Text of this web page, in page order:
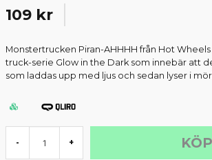
109 kr
Monstertrucken Piran-AHHHH från Hot
truck-serie Glow in the Dark som innebär att
som laddas upp med ljus och sedan lyser i
- + KÖP